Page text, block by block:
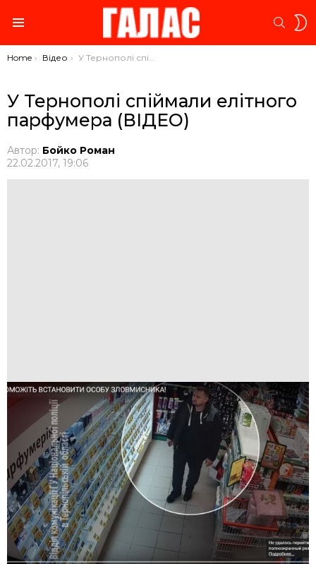
You are here:
Home Відео У Тернополі спіймали елітного парфумера (ВІДЕО)
У Тернополі спіймали елітного
парфумера (ВІДЕО)
Автор: Бойко Роман
22.02.2017, 19:06